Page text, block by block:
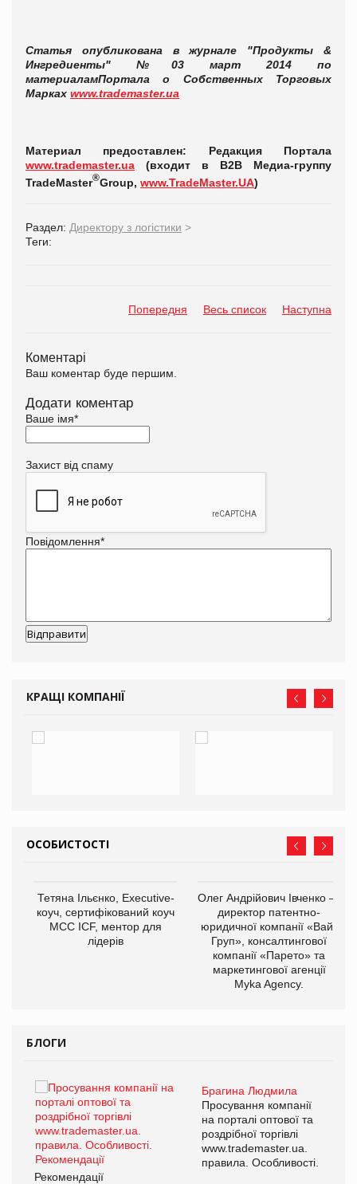
Статья опубликована в журнале "Продукты &
Ингредиенты" №03 март 2014 по
материаламПортала о Собственных Торговых
Марках www.trademaster.ua
Материал предоставлен: Редакция Портала
www.trademaster.ua (входит в В2В Медиа-группу
TradeMaster®Group, www.TradeMaster.UA)
Раздел: Директору з логістики >
Теги:
Попередня Весь список Наступна
Коментарі
Ваш коментар буде першим.
Додати коментар
Ваше імя*
Захист від спаму
Повідомлення*
КРАЩІ КОМПАНІЇ
ОСОБИСТОСТІ
Тетяна Ільєнко, Executive-
коуч, сертифікований коуч
МСС ICF, ментор для
лідерів
Олег Андрійович Івченко —
директор патентно-
юридичної компанії «Вайз
Груп», консалтингової
компанії «Парето» та
маркетингової агенції
Myka Agency.
БЛОГИ
Брагина Людмила
Просування компанії
на порталі оптової та
роздрібної торгівлі
www.trademaster.ua.
правила. Особливості.
Рекомендації